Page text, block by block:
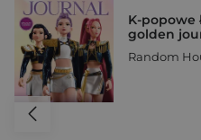
K-popowe
golden
Random